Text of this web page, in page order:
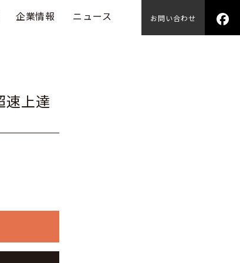
企業情報 ニュース お問い合わせ
速上達